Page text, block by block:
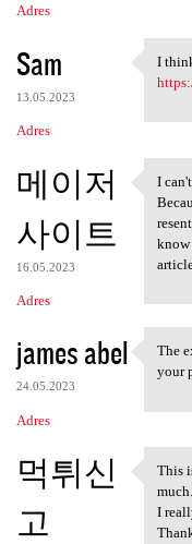
Adres
Sam
13.05.2023
Adres
I
I
메이저
사이트
16.05.2023
Adres
I
I
know
james abel
24.05.2023
Adres
The
The
your
먹튀신
고
This
This
I